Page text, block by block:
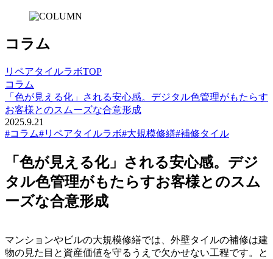
コ ラム
リペアタイルラボTOP
コラム
「色が見える化」される安心感。デジタル色管理がもたらす
お客様とのスムーズな合意形成
2025.9.21
#コラム#リペアタイルラボ#大規模修繕#補修タイル
「色が見える化」される安心感。デジ
タル色管理がもたらすお客様とのスム
ーズな合意形成
マンションやビルの大規模修繕では、外壁タイルの補修は建
物の見た目と資産価値を守るうえで欠かせない工程です。と